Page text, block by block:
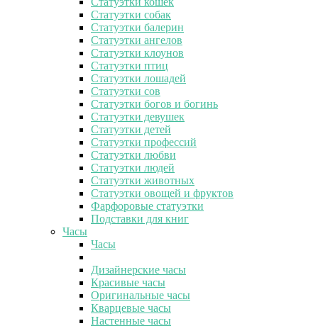
Статуэтки собак
Статуэтки балерин
Статуэтки ангелов
Статуэтки клоунов
Статуэтки птиц
Статуэтки лошадей
Статуэтки сов
Статуэтки богов и богинь
Статуэтки девушек
Статуэтки детей
Статуэтки профессий
Статуэтки любви
Статуэтки людей
Статуэтки животных
Статуэтки овощей и фруктов
Фарфоровые статуэтки
Подставки для книг
Часы
Часы
Дизайнерские часы
Красивые часы
Оригинальные часы
Кварцевые часы
Настенные часы